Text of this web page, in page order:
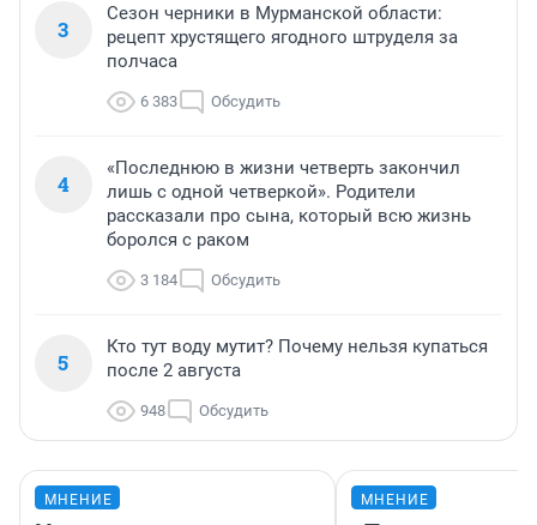
3
Сезон черники в Мурманской области:
рецепт хрустящего ягодного штруделя за
полчаса
6 383 Обсудить
4
«Последнюю в жизни четверть закончил
лишь с одной четверкой». Родители
рассказали про сына, который всю жизнь
боролся с раком
3 184 Обсудить
5
Кто тут воду мутит? Почему нельзя купаться
после 2 августа
948 Обсудить
МНЕНИЕ МНЕНИЕ